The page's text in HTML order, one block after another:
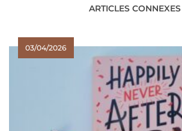
ARTICLES CONNEXES
03/04/2026